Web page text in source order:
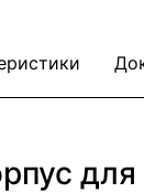
для